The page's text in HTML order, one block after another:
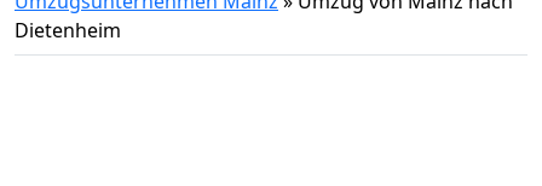
Dietenheim